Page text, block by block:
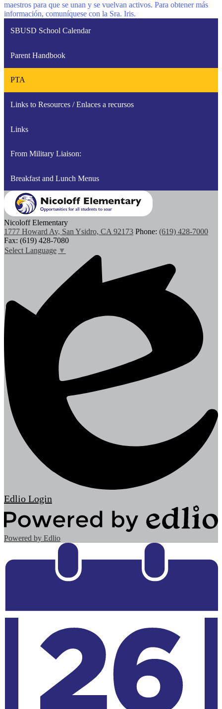
maestros para que se unan y se vuelvan activos. Para obtener más
información, comuníquese con la Sra. Iris.
SBUSD School Calendar
Parent Handbook
PTA
Links to Resources / Enlaces a recursos
Links
From Military Liaison:
Breakfast and Lunch Menus
Nicoloff Elementary
1777 Howard Av, San Ysidro, CA 92173 Phone: (619) 428-7000
Fax: (619) 428-7080
Select Language ▼
Edlio Login
Powered by Edlio